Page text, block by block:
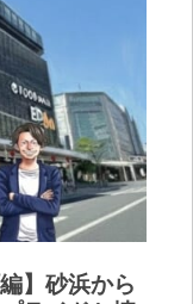
】砂浜から